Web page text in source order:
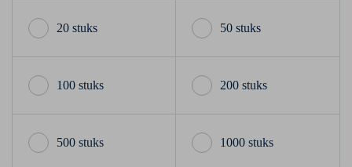
20 stuks 50 stuks
100 stuks 200 stuks
500 stuks 1000 stuks